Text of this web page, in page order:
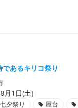
あるキリコ祭り
月1日(土)
七夕祭り 屋台